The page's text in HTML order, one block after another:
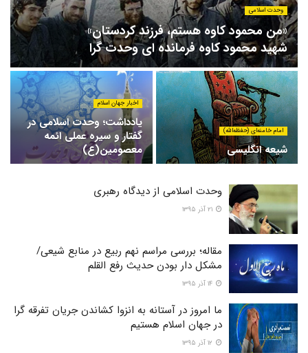
وحدت اسلامی
«من محمود کاوه هستم، فرزند کردستان»
شهید محمود کاوه فرمانده ای وحدت گرا
امام خامنه‌ای (حفظه‌الله)
شیعه انگلیسی
اخبار جهان اسلام
یادداشت؛ وحدت اسلامی در
گفتار و سیره عملی ائمه
معصومین(ع)
وحدت اسلامی از دیدگاه رهبری
مقاله؛ بررسی مراسم نهم ربیع در منابع شیعی/
مشکل دار بودن حدیث رفع القلم
ما امروز در آستانه به انزوا کشاندن جریان تفرقه گرا
در جهان اسلام هستیم